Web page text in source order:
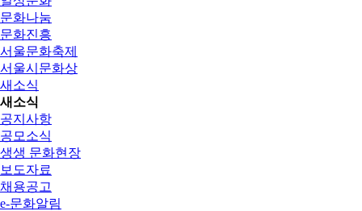
문화나눔
문화진흥
서울문화축제
서울시문화상
새소식
새소식
공지사항
공모소식
생생 문화현장
보도자료
채용공고
e-문화알림